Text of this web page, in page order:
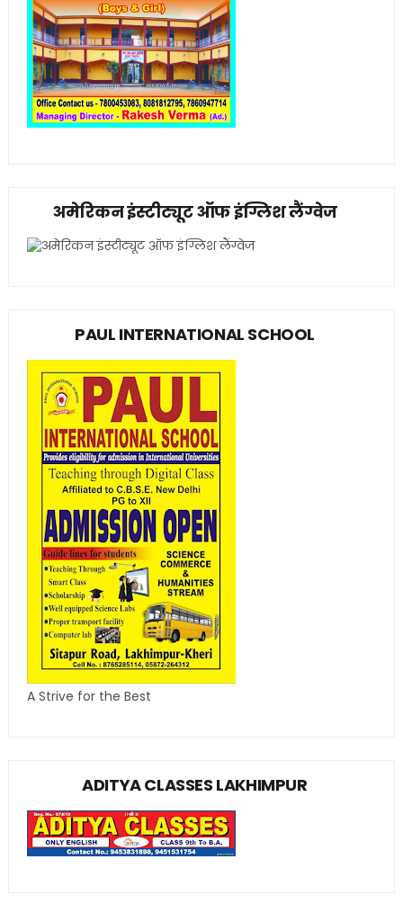
अमेरिकन इंस्टीट्यूट ऑफ इंग्लिश लैंग्वेज
PAUL INTERNATIONAL SCHOOL
A Strive for the Best
ADITYA CLASSES LAKHIMPUR